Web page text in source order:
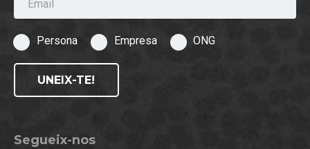
Persona Empresa ONG
UNEIX-TE!
Segueix-nos